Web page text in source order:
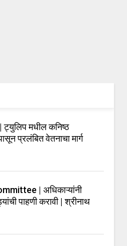
मधील कनिष्ठ
प्रलंबित वेतनाचा मार्ग
| अधिकाऱ्यांनी
पाहणी करावी | श्रीनाथ